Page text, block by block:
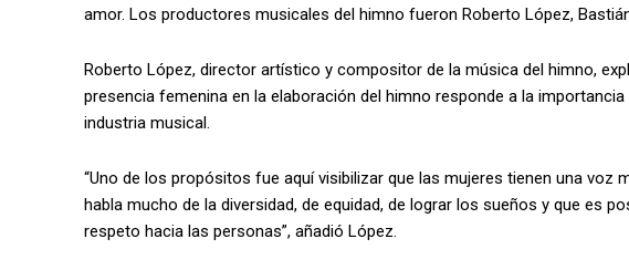
amor. Los productores musicales del himno fueron Roberto López,
Roberto López, director artístico y compositor de la música del himno,
presencia femenina en la elaboración del himno responde a la
industria musical.
“Uno de los propósitos fue aquí visibilizar que las mujeres tienen una voz
habla mucho de la diversidad, de equidad, de lograr los sueños y que es
respeto hacia las personas”, añadió López.